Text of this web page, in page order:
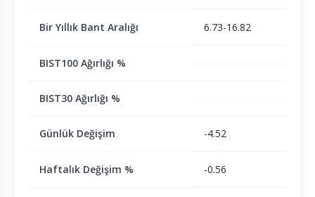
Bir Yıllık Bant Aralığı 6.73-16.82
BIST100 Ağırlığı %
BIST30 Ağırlığı %
Günlük Değişim -4.52
Haftalık Değişim % -0.56